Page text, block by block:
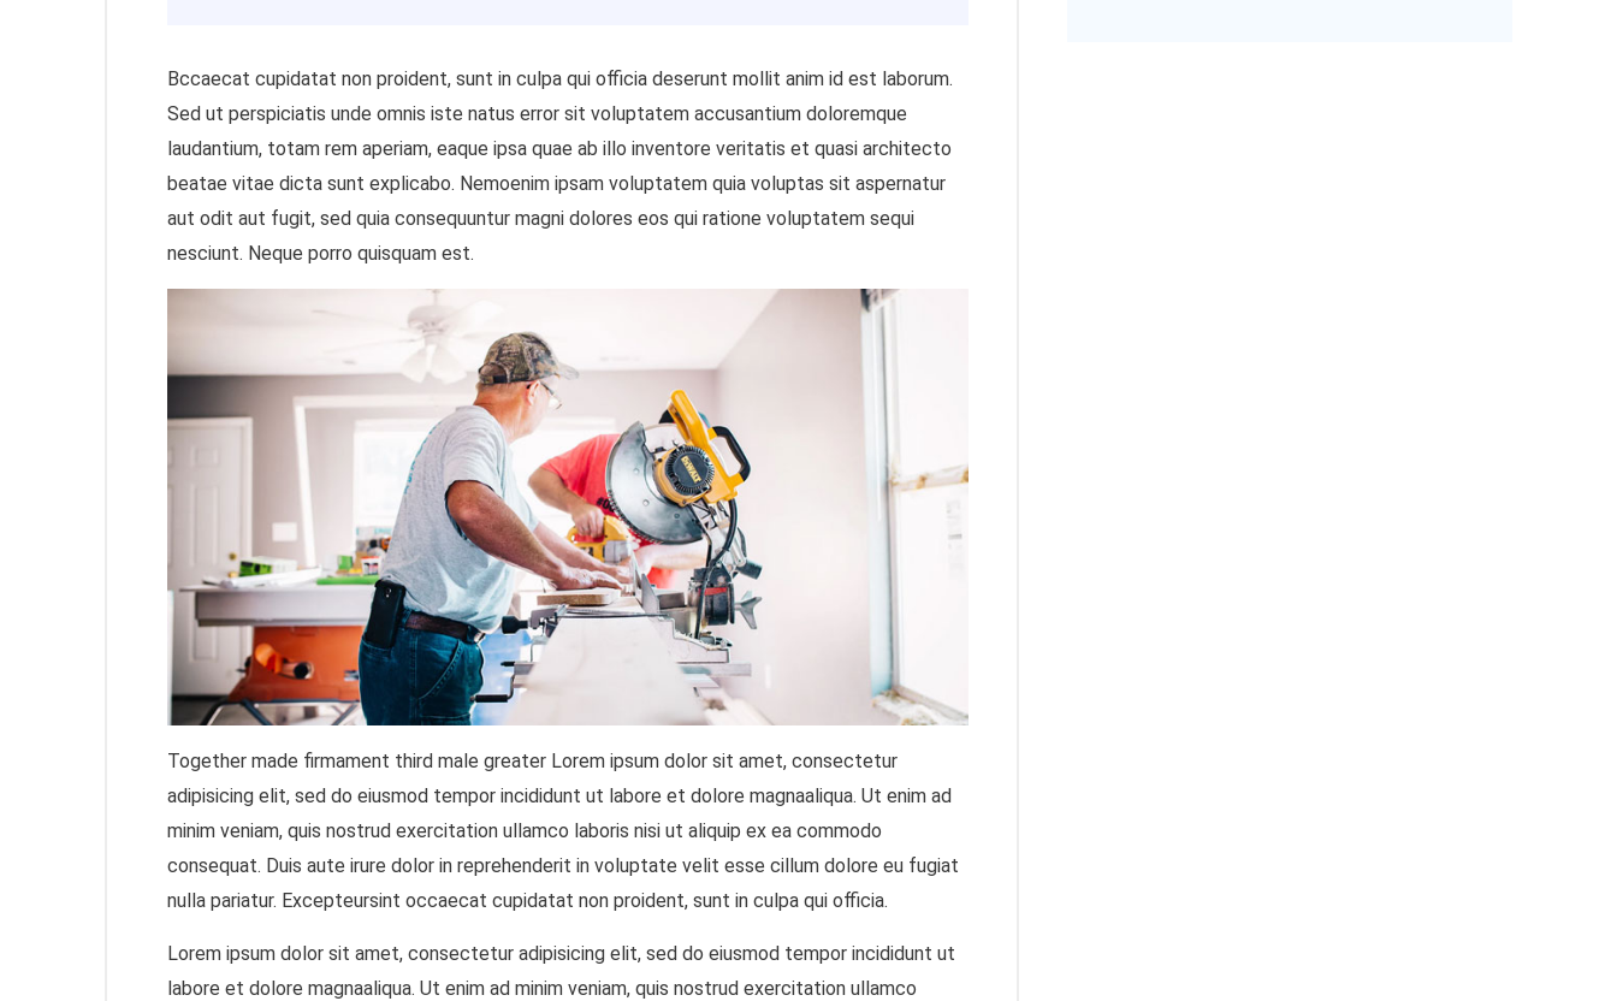
Bccaecat cupidatat non proident, sunt in culpa qui officia deserunt mollit anim id est laborum.
Sed ut perspiciatis unde omnis iste natus error sit voluptatem accusantium doloremque
laudantium, totam rem aperiam, eaque ipsa quae ab illo inventore veritatis et quasi architecto
beatae vitae dicta sunt explicabo. Nemoenim ipsam voluptatem quia voluptas sit aspernatur
aut odit aut fugit, sed quia consequuntur magni dolores eos qui ratione voluptatem sequi
nesciunt. Neque porro quisquam est.
Together made firmament third male greater Lorem ipsum dolor sit amet, consectetur
adipisicing elit, sed do eiusmod tempor incididunt ut labore et dolore magnaaliqua. Ut enim ad
minim veniam, quis nostrud exercitation ullamco laboris nisi ut aliquip ex ea commodo
consequat. Duis aute irure dolor in reprehenderit in voluptate velit esse cillum dolore eu fugiat
nulla pariatur. Excepteursint occaecat cupidatat non proident, sunt in culpa qui officia.
Lorem ipsum dolor sit amet, consectetur adipisicing elit, sed do eiusmod tempor incididunt ut
labore et dolore magnaaliqua. Ut enim ad minim veniam, quis nostrud exercitation ullamco